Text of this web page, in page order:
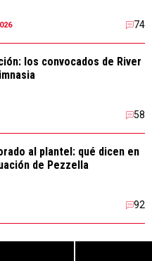
74
los convocados de River
58
al plantel: qué dicen en
de Pezzella
92